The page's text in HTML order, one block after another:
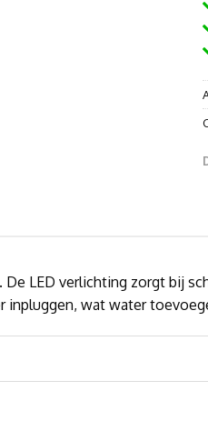
LED verlichting zorgt bij
wat water